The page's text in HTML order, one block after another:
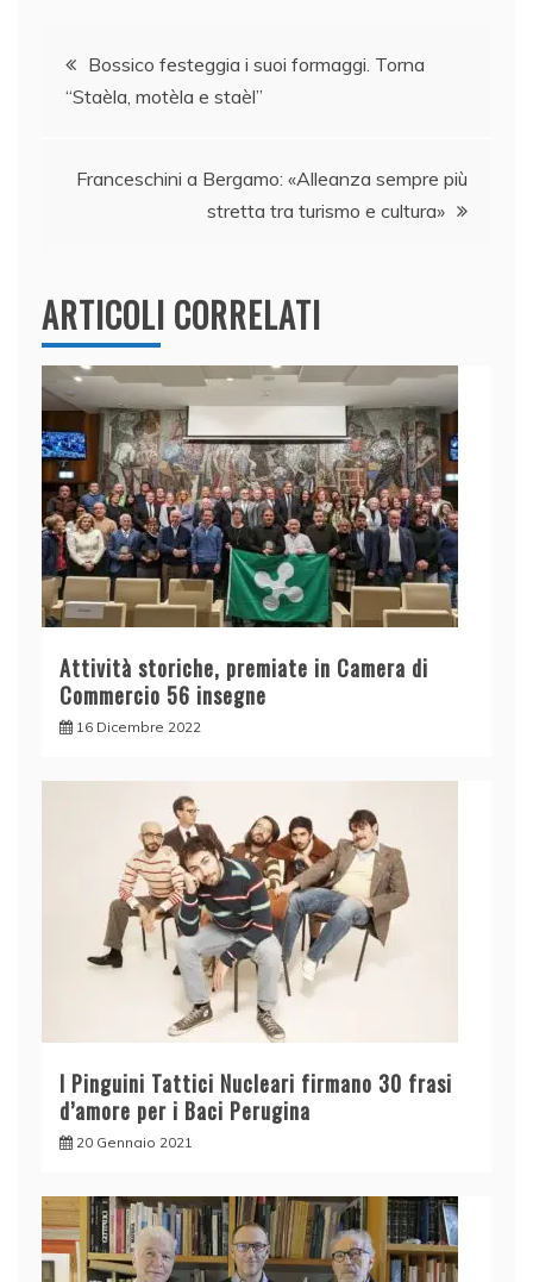
b
o
k
dI
n
A
p
vi
di
Navigazione
articoli
Bossico festeggia i suoi formaggi. Torna
“Staèla, motèla e staèl”
Franceschini a Bergamo: «Alleanza sempre più
stretta tra turismo e cultura»
ARTICOLI CORRELATI
Attività storiche, premiate in Camera di
Commercio 56 insegne
16 Dicembre 2022
I Pinguini Tattici Nucleari firmano 30 frasi
d’amore per i Baci Perugina
20 Gennaio 2021